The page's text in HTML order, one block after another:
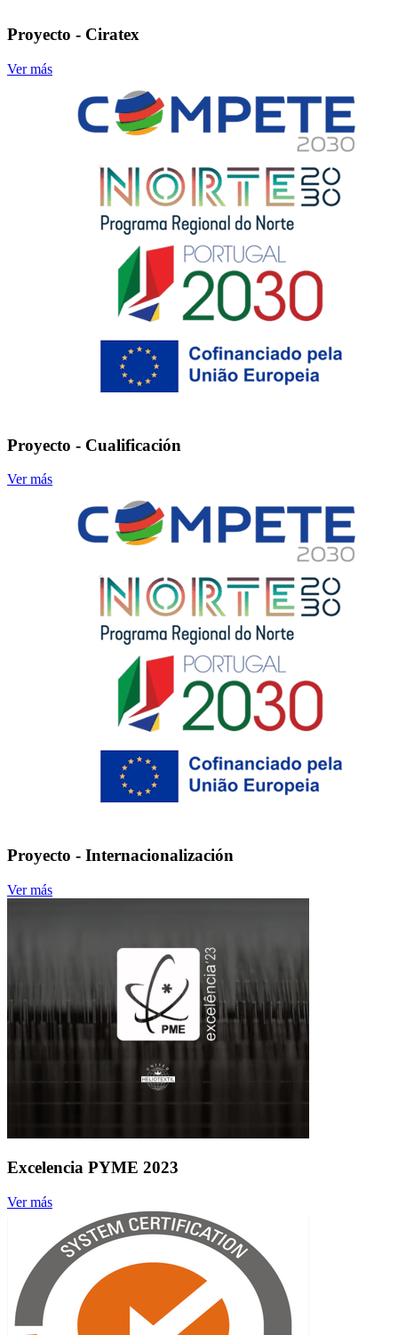
Proyecto - Ciratex
Ver más
Proyecto - Cualificación
Ver más
Proyecto - Internacionalización
Ver más
Excelencia PYME 2023
Ver más